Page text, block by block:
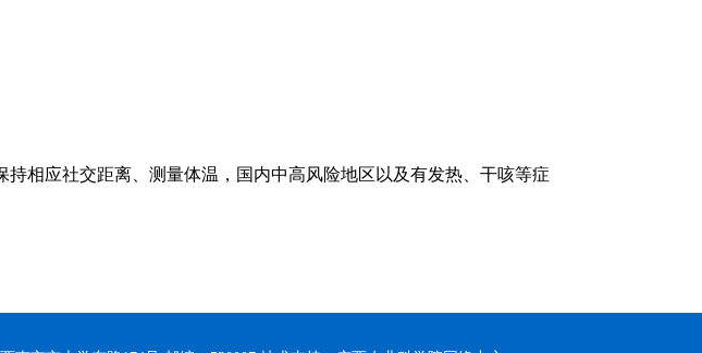
应社交距离、测量体温，国内中高风险地区以及有发热、干咳等症